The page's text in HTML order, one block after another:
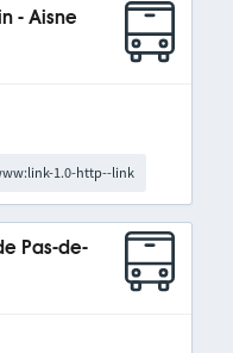
- Aisne
1.0-http--link
Pas-de-